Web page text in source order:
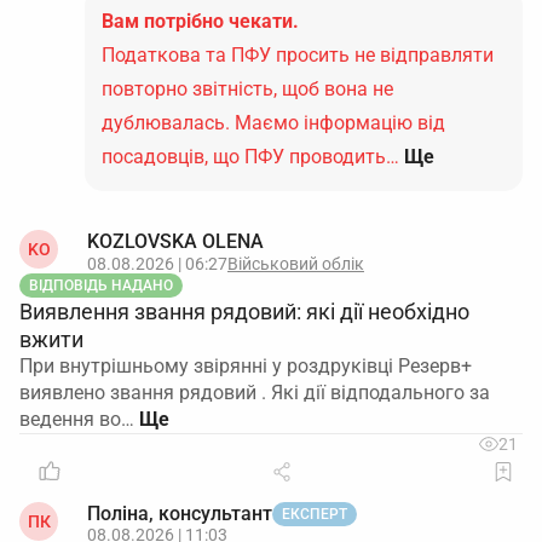
Вам потрібно чекати.
Податкова та ПФУ просить не відправляти
повторно звітність, щоб вона не
дублювалась. Маємо інформацію від
посадовців, що ПФУ проводить… Ще
KO KOZLOVSKA OLENA
08.08.2026 | 06:27Військовий облік
ВІДПОВІДЬ НАДАНО
Виявлення звання рядовий: які дії необхідно
вжити
При внутрішньому звірянні у роздруківці Резерв+
виявлено звання рядовий . Які дії відподального за
ведення во…
21
ПК Поліна, консультант ЕКСПЕРТ
08.08.2026 | 11:03